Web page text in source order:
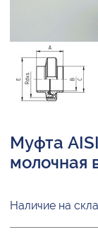
Муфта
молочная
Наличие на